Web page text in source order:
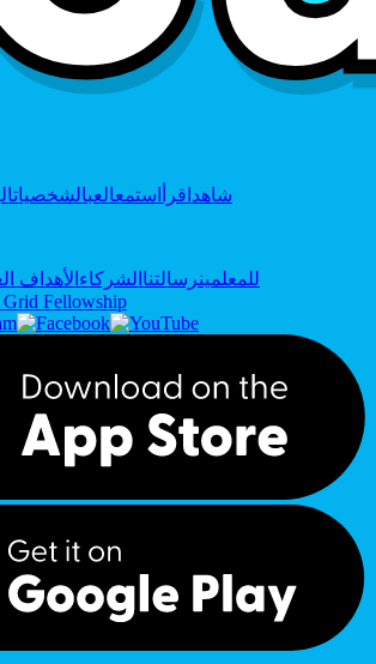
شاهد اقرأ استمعالعبالشخصيات
للمعلمينرسالتنا الشركاء الأهداف
Fellowship